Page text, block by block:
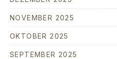
NOVEMBER 2025
OKTOBER 2025
SEPTEMBER 2025